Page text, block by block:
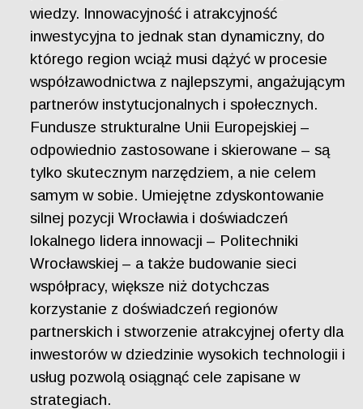
wiedzy. Innowacyjność i atrakcyjność
inwestycyjna to jednak stan dynamiczny, do
którego region wciąż musi dążyć w procesie
współzawodnictwa z najlepszymi, angażującym
partnerów instytucjonalnych i społecznych.
Fundusze strukturalne Unii Europejskiej –
odpowiednio zastosowane i skierowane – są
tylko skutecznym narzędziem, a nie celem
samym w sobie. Umiejętne zdyskontowanie
silnej pozycji Wrocławia i doświadczeń
lokalnego lidera innowacji – Politechniki
Wrocławskiej – a także budowanie sieci
współpracy, większe niż dotychczas
korzystanie z doświadczeń regionów
partnerskich i stworzenie atrakcyjnej oferty dla
inwestorów w dziedzinie wysokich technologii i
usług pozwolą osiągnąć cele zapisane w
strategiach.